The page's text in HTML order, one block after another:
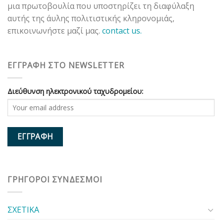
μια πρωτοβουλία που υποστηρίζει τη διαφύλαξη
αυτής της άυλης πολιτιστικής κληρονομιάς,
επικοινωνήστε μαζί μας. contact us.
ΕΓΓΡΑΦΗ ΣΤΟ NEWSLETTER
Διεύθυνση ηλεκτρονικού ταχυδρομείου:
ΓΡΗΓΟΡΟΙ ΣΥΝΔΕΣΜΟΙ
ΣΧΕΤΙΚΑ